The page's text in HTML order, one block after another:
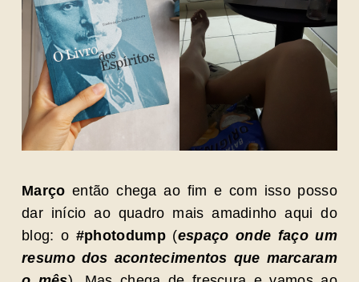
Marçoentão chega ao fim e com isso posso
dar início ao quadro mais amadinho aqui do
blog: o #photodump(espaço onde faço um
resumo dos acontecimentos que marcaram